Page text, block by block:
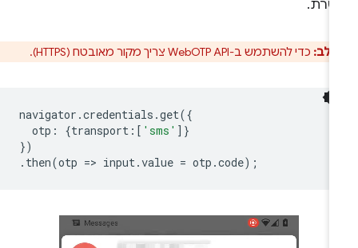
כדי להשתמש ב-WebOTP API צריך מקור מאובטח (HTTPS).
navigator.credentials.get
otp: {transport :['sms'
.then( otp => input.value = otp.code